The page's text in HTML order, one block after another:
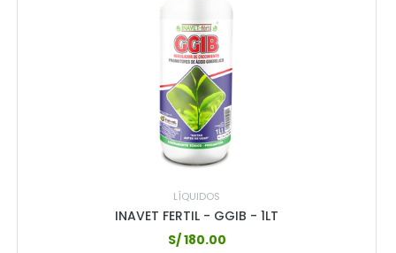
LÍQUIDOS
INAVET FERTIL - GGIB - 1LT
S/180.00